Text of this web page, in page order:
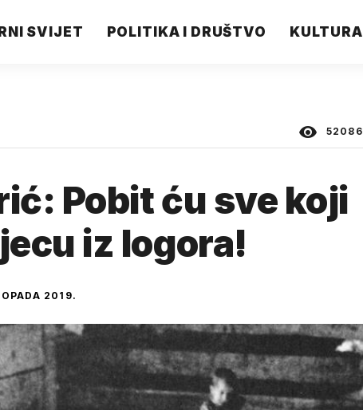
SVIJET POLITIKA I DRUŠTVO KULTURA
52086
Pobit ću sve koji
iz logora!
2019.